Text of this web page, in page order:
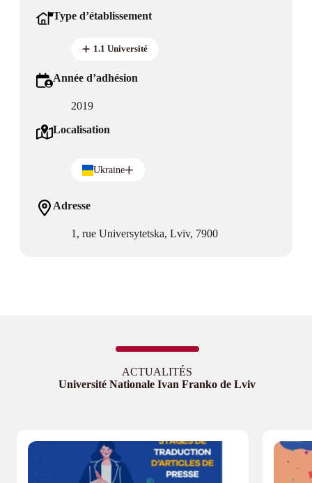
Type d’établissement
1.1 Université
Année d’adhésion
2019
Localisation
Ukraine
Adresse
1, rue Universytetska, Lviv, 7900
ACTUALITÉS
Université Nationale Ivan Franko de Lviv